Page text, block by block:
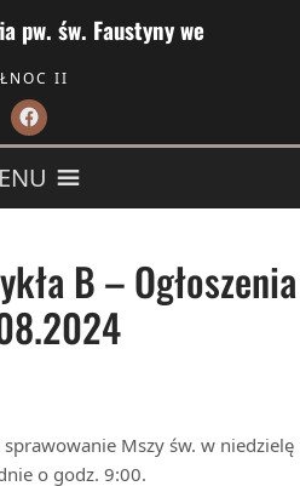
pw. św. Faustyny we
II
B – Ogłoszenia
Mszy św. w niedzielę
o godz. 9:00.